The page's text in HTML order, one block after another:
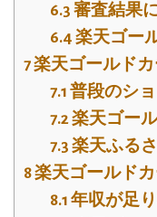
6.3 審査結果
6.4 楽天ゴー
7楽天ゴールド
7.1 普段のシ
7.2楽天ゴー
7.3 楽天ふる
8楽天ゴールド
8.1 年収が足